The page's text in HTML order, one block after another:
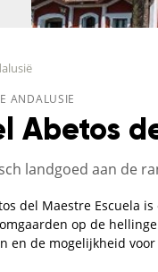
ANDALUSIE
Abetos
landgoed aan de
del Maestre Escuela
op de
en de mogelijkheid